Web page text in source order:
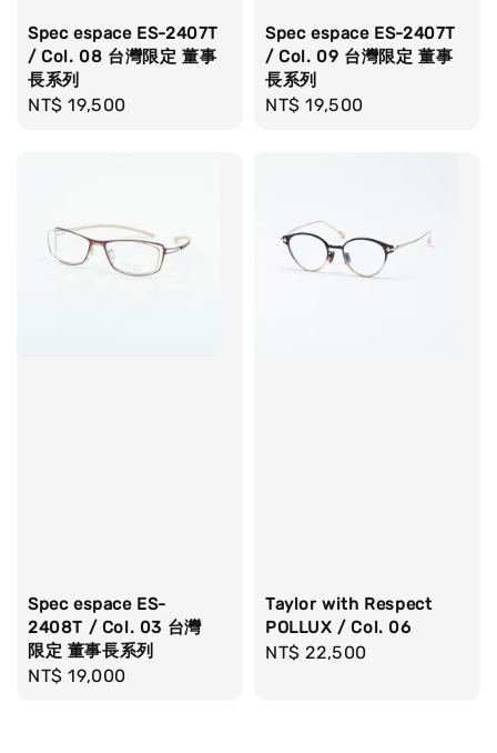
Spec espace ES-2407T
/ Col. 08 台灣限定 董事
長系列
Regular
NT$ 19,500
Spec espace ES-2407T
/ Col. 09 台灣限定 董事
長系列
Regular
NT$ 19,500
Spec espace ES-
2408T / Col. 03 台灣
限定 董事長系列
Regular
NT$ 19,000
Taylor with Respect
POLLUX / Col. 06
Regular
NT$ 22,500